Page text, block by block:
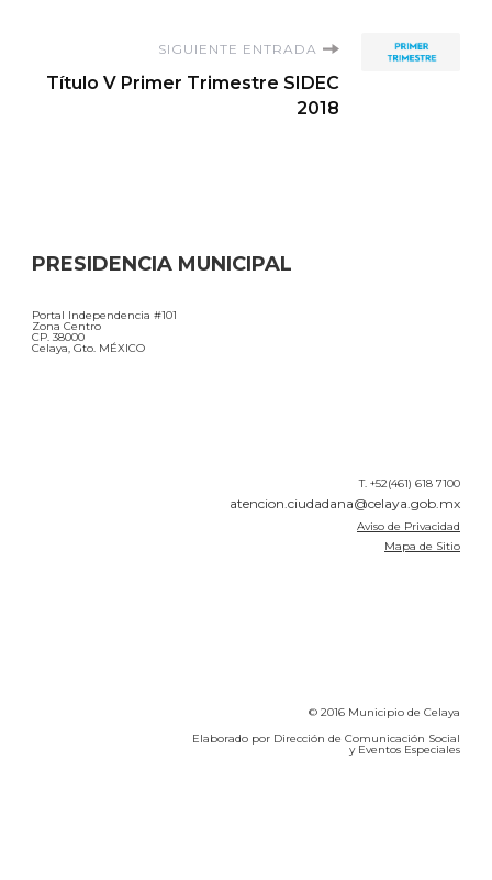
entradasSIGUIENTE ENTRADA
Título V Primer Trimestre SIDEC
2018
PRESIDENCIA MUNICIPAL
Portal Independencia #101
Zona Centro
CP. 38000
Celaya, Gto. MÉXICO
T. +52(461) 618 7100
atencion.ciudadana@celaya.gob.mx
Aviso de Privacidad
Mapa de Sitio
© 2016 Municipio de Celaya
Elaborado por Dirección de Comunicación Social
y Eventos Especiales